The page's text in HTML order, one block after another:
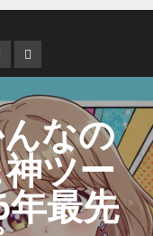
なの
ツー
最先